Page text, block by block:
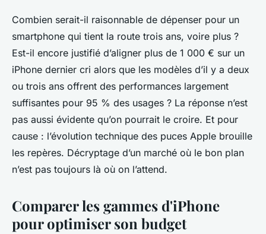
Top iPhones en promotion :
découvrez nos meilleures
offres
Évarista• 20/05/2026 16:44•10 min de lecture
Combien serait-il raisonnable de dépenser pour un
smartphone qui tient la route trois ans, voire plus ?
Est-il encore justifié d’aligner plus de 1 000 € sur un
iPhone dernier cri alors que les modèles d’il y a deux
ou trois ans offrent des performances largement
suffisantes pour 95 % des usages ? La réponse n’est
pas aussi évidente qu’on pourrait le croire. Et pour
cause : l’évolution technique des puces Apple brouille
les repères. Décryptage d’un marché où le bon plan
n’est pas toujours là où on l’attend.
Comparer les gammes d'iPhone
pour optimiser son budget